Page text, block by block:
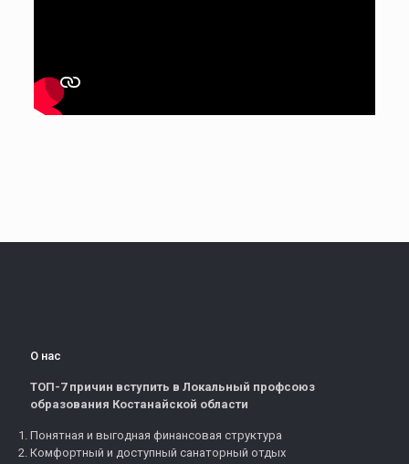
О нас
ТОП-7 причин вступить в Локальный профсоюз
образования Костанайской области
Понятная и выгодная финансовая структура
Комфортный и доступный санаторный отдых